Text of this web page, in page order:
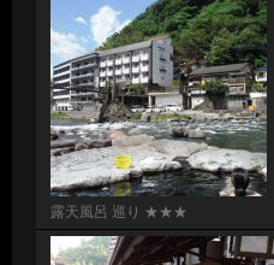
露天風呂 巡り ★★★